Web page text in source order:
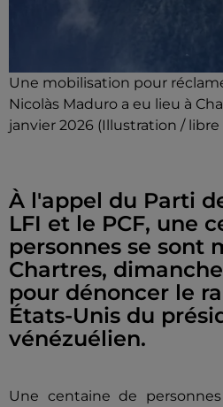
Une mobilisation pour
Nicolàs Maduro a eu lieu à
janvier 2026 (Illustration /
À l'appel du Parti
LFI et le PCF, une
personnes se sont
Chartres,
pour dénoncer le
États-Unis du
vénézuélien.
Une centaine de